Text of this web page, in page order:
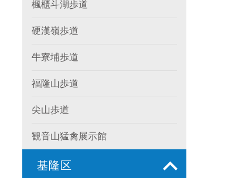
楓櫃斗湖歩道
硬漢嶺歩道
牛寮埔歩道
福隆山歩道
尖山歩道
観音山猛禽展示館
基隆区